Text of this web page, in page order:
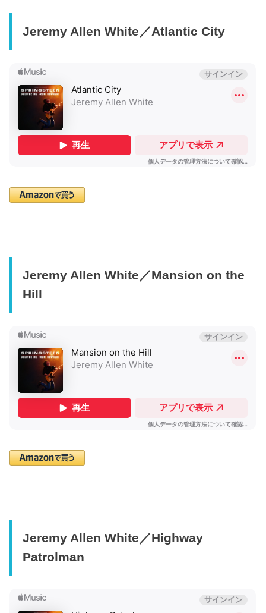
Jeremy Allen White／Atlantic City
Jeremy Allen White／Mansion on the
Hill
Jeremy Allen White／Highway
Patrolman